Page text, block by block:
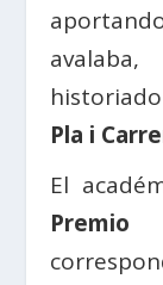
Pla i
El